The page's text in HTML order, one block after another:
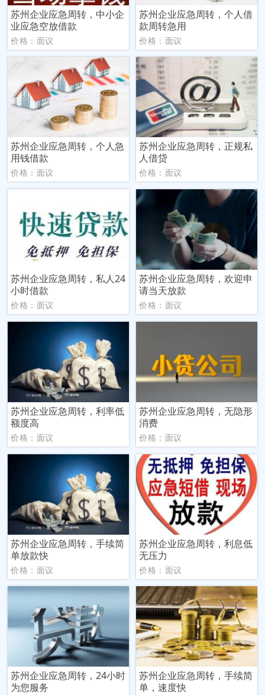
苏州企业应急周转，中小企
业应急空放借款
价格：面议
苏州企业应急周转，个人借
款周转急用
价格：面议
苏州企业应急周转，个人急
用钱借款
价格：面议
苏州企业应急周转，正规私
人借贷
价格：面议
苏州企业应急周转，私人24
小时借款
价格：面议
苏州企业应急周转，欢迎申
请当天放款
价格：面议
苏州企业应急周转，利率低
额度高
价格：面议
苏州企业应急周转，无隐形
消费
价格：面议
苏州企业应急周转，手续简
单放款快
价格：面议
苏州企业应急周转，利息低
无压力
价格：面议
苏州企业应急周转，24小时
为您服务
苏州企业应急周转，手续简
单，速度快